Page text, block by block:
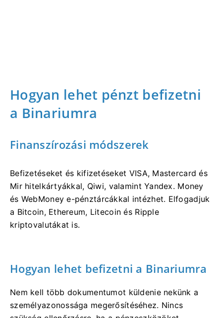
Hogyan lehet pénzt befizetni
a Binariumra
Finanszírozási módszerek
Befizetéseket és kifizetéseket VISA, Mastercard és
Mir hitelkártyákkal, Qiwi, valamint Yandex. Money
és WebMoney e-pénztárcákkal intézhet. Elfogadjuk
a Bitcoin, Ethereum, Litecoin és Ripple
kriptovalutákat is.
Hogyan lehet befizetni a Binariumra
Nem kell több dokumentumot küldenie nekünk a
személyazonossága megerősítéséhez. Nincs